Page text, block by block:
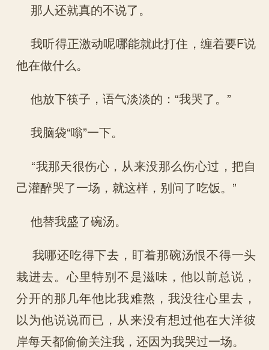
那人还就真的不说了。
我听得正激动呢哪能就此打住，缠着要F说
他在做什么。
他放下筷子，语气淡淡的：“我哭了。”
我脑袋“嗡”一下。
“我那天很伤心，从来没那么伤心过，把自
己灌醉哭了一场，就这样，别问了吃饭。”
他替我盛了碗汤。
我哪还吃得下去，盯着那碗汤恨不得一头
栽进去。心里特别不是滋味，他以前总说，
分开的那几年他比我难熬，我没往心里去，
以为他说说而已，从来没有想过他在大洋彼
岸每天都偷偷关注我，还因为我哭过一场。